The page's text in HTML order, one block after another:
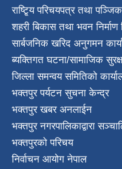
राष्टि्ृय परिचयपत्र तथा
शहरी बिकास तथा भवन निर्माण
सार्बजनिक खरिद अनुगमन
ब्यक्तिगत घटना/सामाजिक सुरक्षा
जिल्ला समन्वय समितिको
भक्तपुर पर्यटन सुचना केन्द्र
भक्तपुर खबर अनलाईन
भक्तपुर नगरपालिकाद्वारा
भक्तपुरकाे परिचय
निर्वाचन आयोग नेपाल